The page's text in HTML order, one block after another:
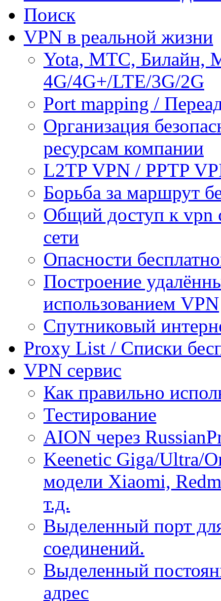
Поиск
VPN в реальной жизни
Yota, МТС, Билайн,
4G/4G+/LTE/3G/2G
Port mapping /
Организация
ресурсам компании
L2TP VPN / PPTP
Борьба за маршрут
Общий доступ к vpn
сети
Опасности
Построение
использованием VPN
Спутниковый
Proxy List / Списки
VPN сервис
Как правильно
Тестирование
AION через
Keenetic Giga/Ultra/
модели Xiaomi,
т.д.
Выделенный порт
соединений.
Выделенный
адрес